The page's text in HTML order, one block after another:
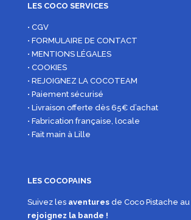
LES COCO SERVICES
• CGV
• FORMULAIRE DE CONTACT
• MENTIONS LÉGALES
• COOKIES
• REJOIGNEZ LA COCOTEAM
• Paiement sécurisé
• Livraison offerte dès 65€ d’achat
• Fabrication française, locale
• Fait main à Lille
LES COCOPAINS
Suivez les aventuresde Coco Pistache
rejoignez la bande !